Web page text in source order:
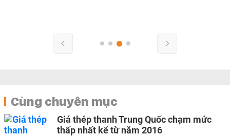
Cùng chuyên mục
Giá thép thanh Trung Quốc chạm mức
thấp nhất kể từ năm 2016